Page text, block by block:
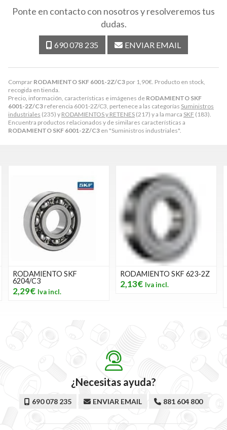
Comprar RODAMIENTO SKF 6001-2Z/C3 por 1,90€. Producto en stock,
recogida en tienda.
Precio, información, características e imágenes de RODAMIENTO SKF
6001-2Z/C3 referencia 6001-2Z/C3, pertenece a las categorías Suministros
industriales (235) y RODAMIENTOS y RETENES (217) y a la marca SKF (183).
Encuentra productos relacionados y de similares características a
RODAMIENTO SKF 6001-2Z/C3 en "Suministros industriales".
Ponte en contacto con nosotros y resolveremos tus
dudas.
690 078 235 ENVIAR EMAIL
RODAMIENTO SKF
6204/C3
2,29€
RODAMIENTO SKF 623-2Z
2,13€
¿Necesitas ayuda?
690 078 235 ENVIAR EMAIL 881 604 800